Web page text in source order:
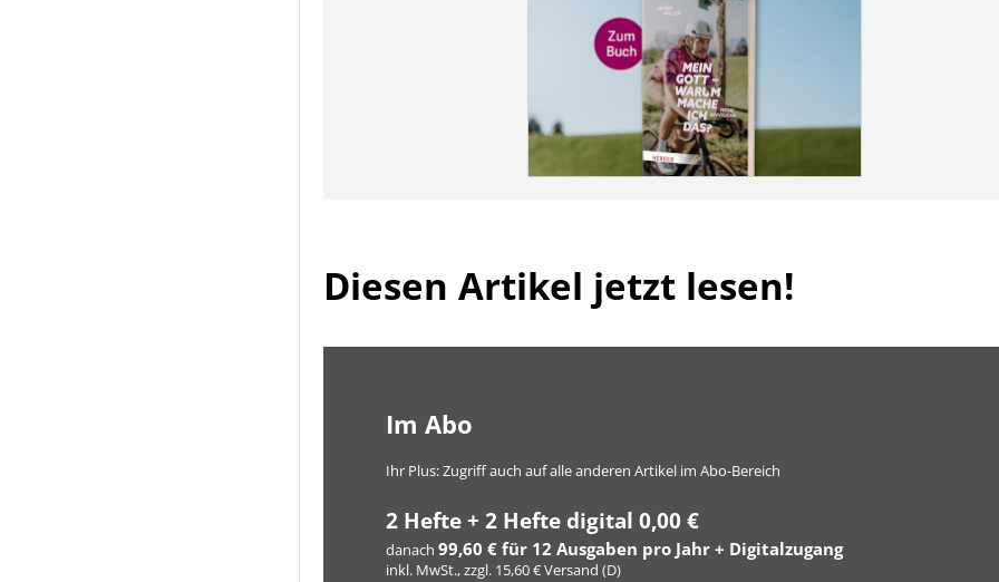
Diesen Artikel jetzt lesen!
Im Abo
Ihr Plus: Zugriff auch auf alle anderen Artikel im Abo-Bereich
2 Hefte + 2 Hefte digital 0,00 €
danach 99,60 € für 12 Ausgaben pro Jahr + Digitalzugang
inkl. MwSt., zzgl. 15,60 € Versand (D)